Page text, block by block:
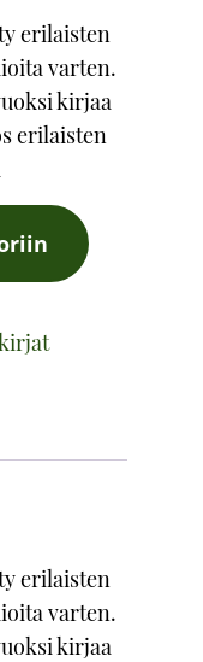
erilaisten
varten.
kirjaa
erilaisten
erilaisten
varten.
kirjaa